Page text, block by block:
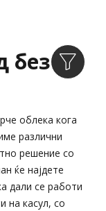
без
облека кога
различни
решение со
ќе најдете
дали се работи
на касул, со